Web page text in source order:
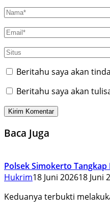
Beritahu saya akan
Beritahu saya akan
Baca Juga
Polsek Simokerto Tangkap
Hukrim18 Juni 202618 Juni
Keduanya terbukti